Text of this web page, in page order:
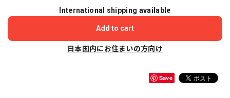
International shipping available
Add to cart
日本国内にお住まいの方向け
Save